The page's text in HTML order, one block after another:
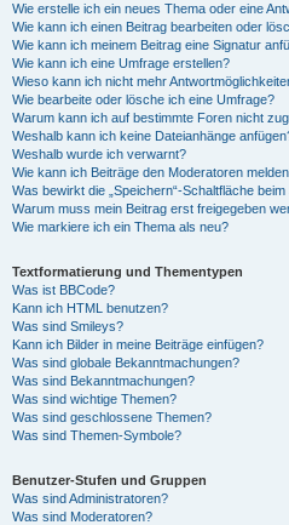
Wie erstelle ich ein neues Thema oder eine
Wie kann ich einen Beitrag bearbeiten oder
Wie kann ich meinem Beitrag eine Signatur
Wie kann ich eine Umfrage erstellen?
Wieso kann ich nicht mehr
Wie bearbeite oder lösche ich eine Umfrage?
Warum kann ich auf bestimmte Foren nicht
Weshalb kann ich keine Dateianhänge
Weshalb wurde ich verwarnt?
Wie kann ich Beiträge den Moderatoren
Was bewirkt die „Speichern“-Schaltfläche
Warum muss mein Beitrag erst freigegeben
Wie markiere ich ein Thema als neu?
Textformatierung und Thementypen
Was ist BBCode?
Kann ich HTML benutzen?
Was sind Smileys?
Kann ich Bilder in meine Beiträge einfügen?
Was sind globale Bekanntmachungen?
Was sind Bekanntmachungen?
Was sind wichtige Themen?
Was sind geschlossene Themen?
Was sind Themen-Symbole?
Benutzer-Stufen und Gruppen
Was sind Administratoren?
Was sind Moderatoren?